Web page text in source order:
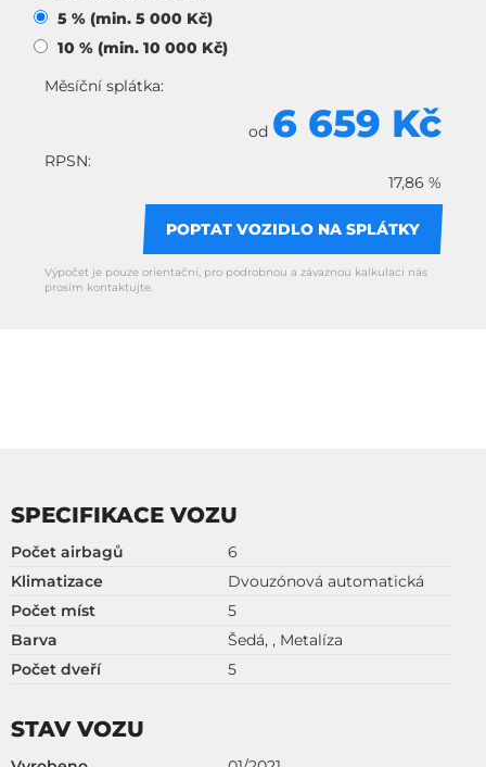
5 % (min. 5 000 Kč)
10 % (min. 10 000 Kč)
Měsíční splátka:
od 6 659 Kč
RPSN:
17,86 %
POPTAT VOZIDLO NA SPLÁTKY
Výpočet je pouze orientační, pro podrobnou a závaznou kalkulaci nás
prosím kontaktujte.
SPECIFIKACE VOZU
Počet airbagů
6
Klimatizace
Dvouzónová automatická
Počet míst
5
Barva
Šedá, , Metalíza
Počet dveří
5
STAV VOZU